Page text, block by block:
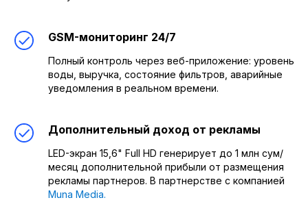
GSM-мониторинг 24/7
Полный контроль через веб-приложение: уровень
воды, выручка, состояние фильтров, аварийные
уведомления в реальном времени.
Дополнительный доход от рекламы
LED-экран 15,6" Full HD генерирует до 1 млн сум/
месяц дополнительной прибыли от размещения
рекламы партнеров. В партнерстве с компанией
Muna Media.